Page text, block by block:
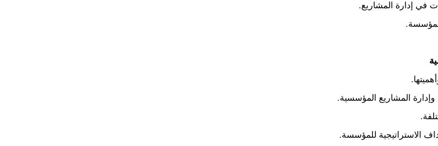
في إدارة المشاريع.
وإدارة المشاريع المؤسسية.
الاستراتيجية للمؤسسة.